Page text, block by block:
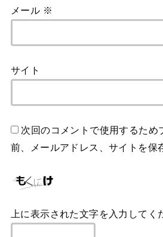
メール ※
サイト
次回のコメントで使用するため
前、メールアドレス、サイトを保
上に表示された文字を入力してく